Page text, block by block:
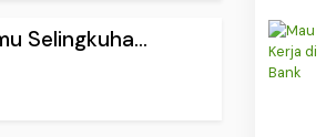
Selingkuha...